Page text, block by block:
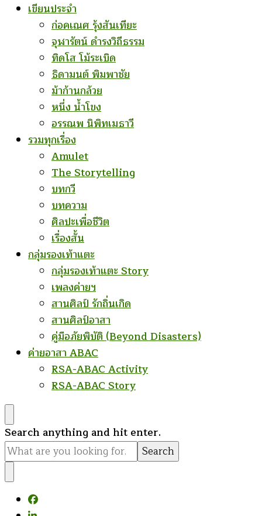
เขียนประจำ
ก่อคเณศ รุ้งสันเทียะ
จุฬารัตน์ ดำรงวิถีธรรม
ทิดโส โม้ระเบิด
ธิดามนต์ พิมพาชัย
ม้าก้านกล้วย
หนึ่ง น้ำโขง
อรรณพ นิพิทเมธาวี
รวมทุกเรื่อง
Amulet
The Storytelling
บทกวี
บทความ
ศิลปะเพื่อชีวิต
เรื่องสั้น
กลุ่มรองเท้าแตะ
กลุ่มรองเท้าแตะ Story
เพลงค่ายฯ
สานศิลป์ รักถิ่นเกิด
สานศิลป์อาสา
คู่มือภัยพิบัติ (Beyond Disasters)
ค่ายอาสา ABAC
RSA-ABAC Activity
RSA-ABAC Story
Looking
for
Something?
Search anything and hit enter.